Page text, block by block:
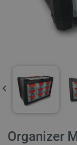
Organizer